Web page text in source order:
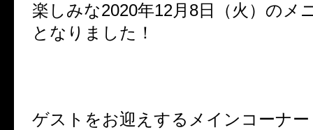
楽しみな2020年12月8日（火）のメ
となりました！
ゲストをお迎えするメインコーナー